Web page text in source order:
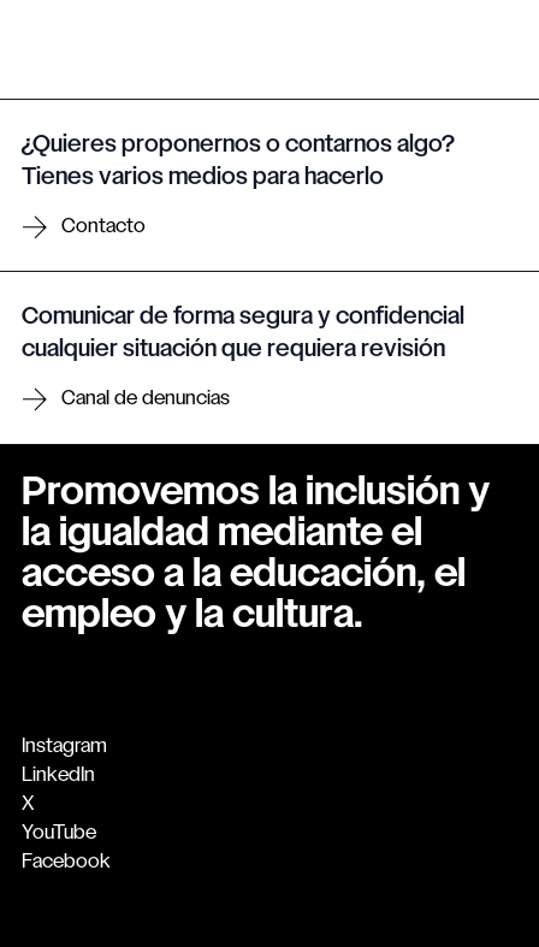
¿Quieres proponernos o contarnos algo?
Tienes varios medios para hacerlo
Contacto
Comunicar de forma segura y confidencial
cualquier situación que requiera revisión
Canal de denuncias
Promovemos la inclusión y
la igualdad mediante el
acceso a la educación, el
empleo y la cultura.
Instagram
LinkedIn
X
YouTube
Facebook